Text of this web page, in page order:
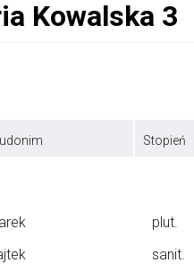
Stopień
plut.
sanit.